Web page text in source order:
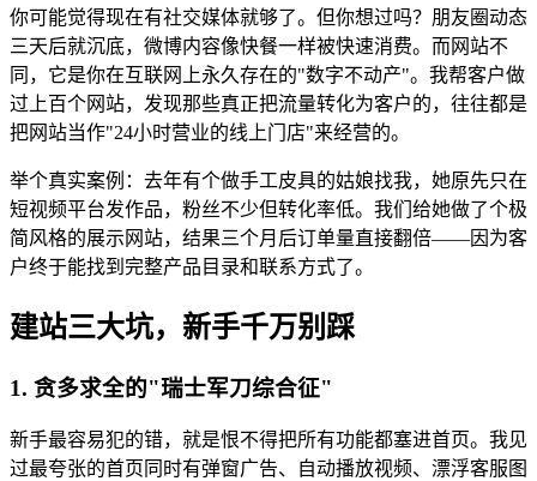
你可能觉得现在有社交媒体就够了。但你想过吗？朋友圈动态
三天后就沉底，微博内容像快餐一样被快速消费。而网站不
同，它是你在互联网上永久存在的"数字不动产"。我帮客户做
过上百个网站，发现那些真正把流量转化为客户的，往往都是
把网站当作"24小时营业的线上门店"来经营的。
举个真实案例：去年有个做手工皮具的姑娘找我，她原先只在
短视频平台发作品，粉丝不少但转化率低。我们给她做了个极
简风格的展示网站，结果三个月后订单量直接翻倍——因为客
户终于能找到完整产品目录和联系方式了。
建站三大坑，新手千万别踩
1. 贪多求全的"瑞士军刀综合征"
新手最容易犯的错，就是恨不得把所有功能都塞进首页。我见
过最夸张的首页同时有弹窗广告、自动播放视频、漂浮客服图